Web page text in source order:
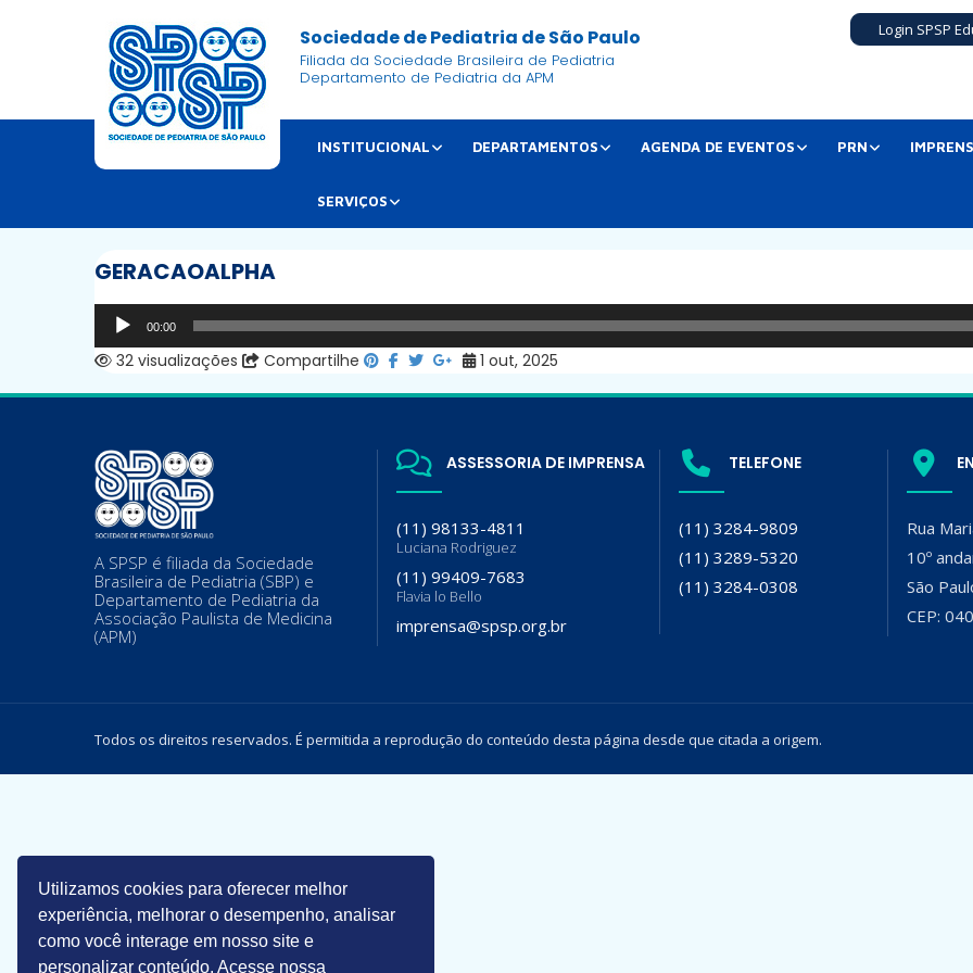
Sociedade de Pediatria de São Paulo
Filiada da Sociedade Brasileira de Pediatria
Departamento de Pediatria da APM
Login SPSP
INSTITUCIONAL DEPARTAMENTOS AGENDA DE EVENTOS PRN
SERVIÇOS
GERACAOALPHA
Tocador
áudio
00:00
32 visualizações Compartilhe 1 out, 2025
A SPSP é filiada da Sociedade
Brasileira de Pediatria (SBP) e
Departamento de Pediatria da
Associação Paulista de Medicina
(APM)
ASSESSORIA DE IMPRENSA
(11) 98133-4811
Luciana Rodriguez
(11) 99409-7683
Flavia lo Bello
imprensa@spsp.org.br
TELEFONE
(11) 3284-9809
(11) 3289-5320
(11) 3284-0308
Rua
10º
São
CEP:
Todos os direitos reservados. É permitida a reprodução do conteúdo desta página desde que citada a origem.
Utilizamos cookies para oferecer melhor
experiência, melhorar o desempenho, analisar
como você interage em nosso site e
personalizar conteúdo. Acesse nossa